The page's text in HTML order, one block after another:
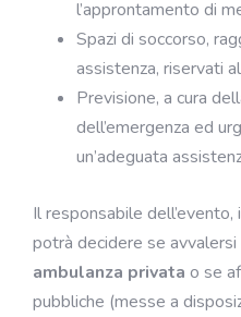
l’approntamento di
Spazi di soccorso,
assistenza, riservati
Previsione, a cura
dell’emergenza ed
un’adeguata
Il responsabile
potrà decidere se avvalersi
ambulanza privata o se
pubbliche (messe a